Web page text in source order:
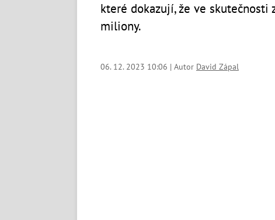
které dokazují, že ve skutečnosti
miliony.
06. 12. 2023 10:06 | Autor David Zápal